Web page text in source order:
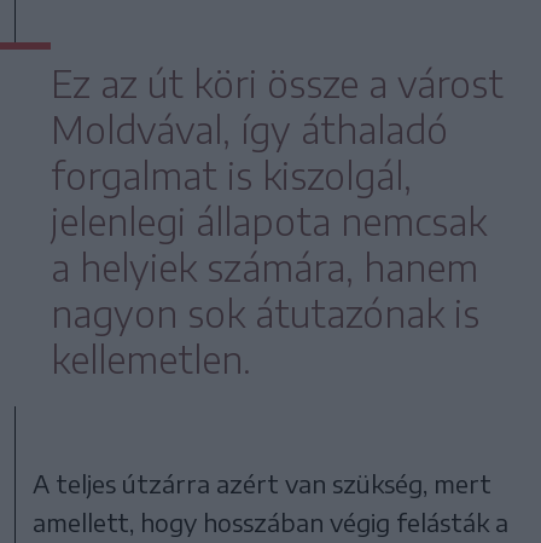
Ez az út köri össze a várost
Moldvával, így áthaladó
forgalmat is kiszolgál,
jelenlegi állapota nemcsak
a helyiek számára, hanem
nagyon sok átutazónak is
kellemetlen.
A teljes útzárra azért van szükség, mert
amellett, hogy hosszában végig felásták a